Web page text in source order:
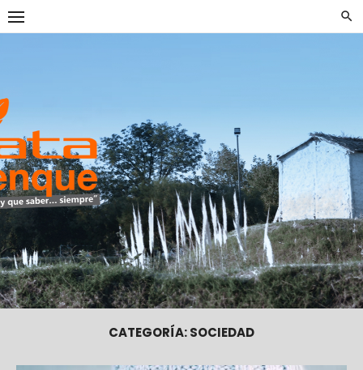
Skip
to
CATEGORÍA:SOCIEDAD